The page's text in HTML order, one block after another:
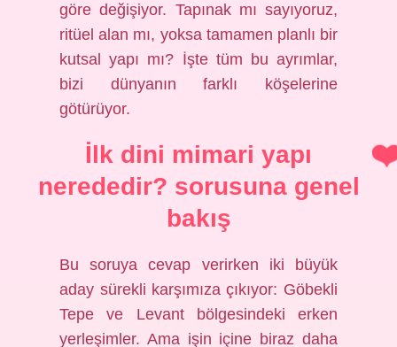
göre değişiyor. Tapınak mı sayıyoruz,
ritüel alan mı, yoksa tamamen planlı bir
kutsal yapı mı? İşte tüm bu ayrımlar,
bizi dünyanın farklı köşelerine
götürüyor.
İlk dini mimari yapı
nerededir? sorusuna genel
bakış
Bu soruya cevap verirken iki büyük
aday sürekli karşımıza çıkıyor: Göbekli
Tepe ve Levant bölgesindeki erken
yerleşimler. Ama işin içine biraz daha